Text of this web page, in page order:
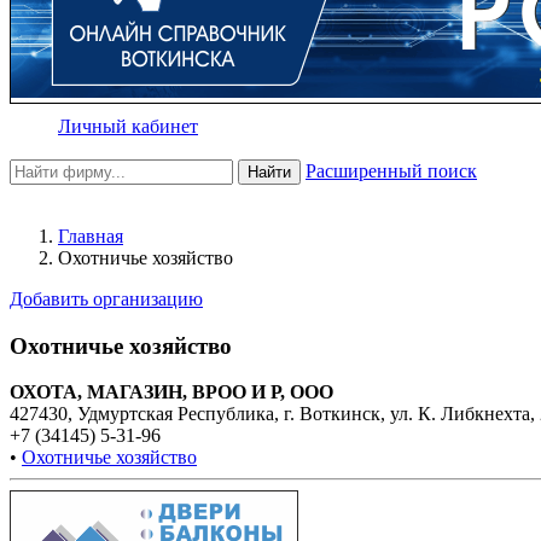
Личный кабинет
Найти Расширенный поиск
Главная
Охотничье хозяйство
Добавить организацию
Охотничье хозяйство
ОХОТА, МАГАЗИН, ВРОО И Р, ООО
427430, Удмуртская Республика, г. Воткинск, ул. К. Либкнехта,
+7 (34145) 5-31-96
• Охотничье хозяйство